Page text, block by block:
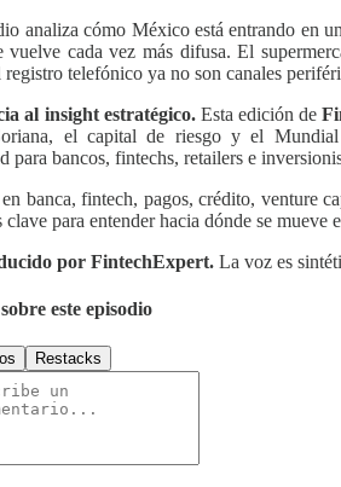
analiza cómo México está entrando en
vuelve cada vez más difusa. El
telefónico ya no son canales
al insight estratégico.Esta edición de
el capital de riesgo y el
para bancos, fintechs, retailers e
banca, fintech, pagos, crédito, venture
clave para entender hacia dónde se mueve
por FintechExpert. La voz es
este episodio
Restacks